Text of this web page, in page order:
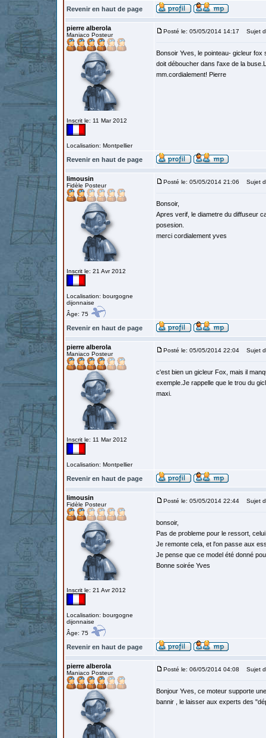
Revenir en haut de page
pierre alberola
Maniaco Posteur
Inscrit le: 11 Mar 2012
Localisation: Montpellier
Posté le: 05/05/2014 14:17 Sujet
Bonsoir Yves, le pointeau- gicleur
doit déboucher dans l'axe de la
mm.cordialement! Pierre
Revenir en haut de page
limousin
Fidèle Posteur
Inscrit le: 21 Avr 2012
Localisation: bourgogne
dijonnaise
Âge: 75
Posté le: 05/05/2014 21:06 Sujet
Bonsoir,
Apres verif, le diametre du diffuseur
posesion.
merci cordialement yves
Revenir en haut de page
pierre alberola
Maniaco Posteur
Inscrit le: 11 Mar 2012
Localisation: Montpellier
Posté le: 05/05/2014 22:04 Sujet
c'est bien un gicleur Fox, mais il
exemple.Je rappelle que le trou du
maxi.
Revenir en haut de page
limousin
Fidèle Posteur
Inscrit le: 21 Avr 2012
Localisation: bourgogne
dijonnaise
Âge: 75
Posté le: 05/05/2014 22:44 Sujet
bonsoir,
Pas de probleme pour le ressort,
Je remonte cela, et l'on passe aux
Je pense que ce model été donné
Bonne soirée Yves
Revenir en haut de page
pierre alberola
Maniaco Posteur
Posté le: 06/05/2014 04:08 Sujet
Bonjour Yves, ce moteur supporte
bannir , le laisser aux experts des